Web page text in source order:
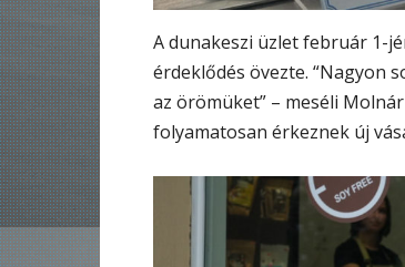
A dunakeszi üzlet február 1-
érdeklődés övezte. “Nagyon
az örömüket” – meséli
folyamatosan érkeznek új